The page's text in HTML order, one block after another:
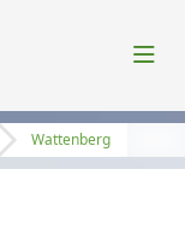
Wattenberg